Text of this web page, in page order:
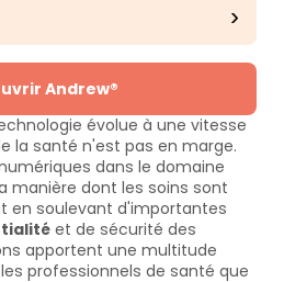
›
Andrew®
évolue à une vitesse
la santé n'est pas en marge.
dans le domaine
manière dont les soins sont
en soulevant d'importantes
et de sécurité des
apportent une multitude
professionnels de santé que